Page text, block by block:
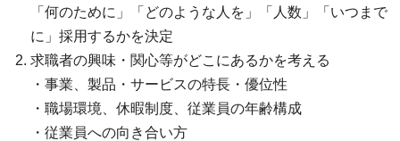
「何のために」「どのような人を」「人数」「いつまで
に」採用するかを決定
求職者の興味・関心等がどこにあるかを考える
・事業、製品・サービスの特長・優位性
・職場環境、休暇制度、従業員の年齢構成
・従業員への向き合い方